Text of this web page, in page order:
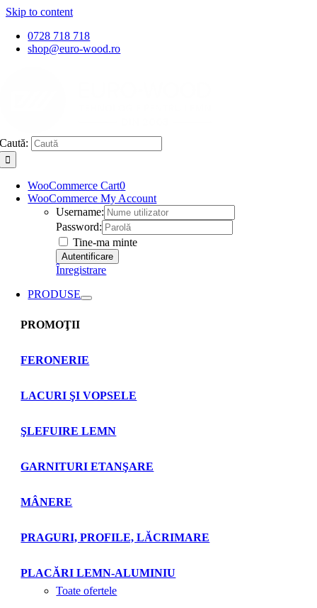
Skip to content
0728 718 718
shop@euro-wood.ro
Caută:
WooCommerce Cart0
WooCommerce My Account
Username:
Password:
Tine-ma minte
Înregistrare
PRODUSE
PROMOŢII
FERONERIE
LACURI ŞI VOPSELE
ŞLEFUIRE LEMN
GARNITURI ETANŞARE
MÂNERE
PRAGURI, PROFILE, LĂCRIMARE
PLACĂRI LEMN-ALUMINIU
Toate ofertele